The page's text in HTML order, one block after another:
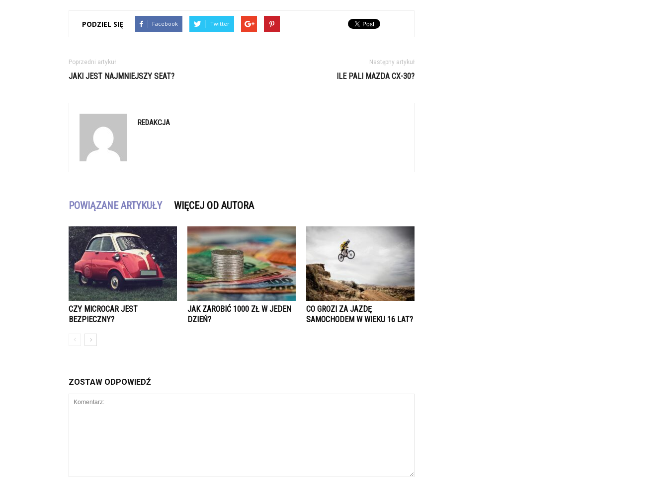
PODZIEL SIĘ Facebook Twitter
Poprzedni artykuł
JAKI JEST NAJMNIEJSZY SEAT?
Następny artykuł
ILE PALI MAZDA CX-30?
REDAKCJA
POWIĄZANE ARTYKUŁY WIĘCEJ OD AUTORA
CZY MICROCAR JEST
BEZPIECZNY?
JAK ZAROBIĆ 1000 ZŁ W JEDEN
DZIEŃ?
CO GROZI ZA JAZDĘ
SAMOCHODEM W WIEKU 16 LAT?
ZOSTAW ODPOWIEDŹ